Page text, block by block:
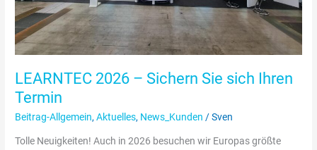
LEARNTEC 2026 – Sichern Sie sich Ihren
Termin
Beitrag-Allgemein,Aktuelles, News_Kunden /Sven
Tolle Neuigkeiten! Auch in 2026 besuchen wir Europas größte